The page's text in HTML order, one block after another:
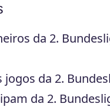
da 2.
da 2.
da 2.